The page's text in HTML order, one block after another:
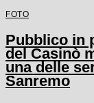
FOTO
Pubblico in
del Casinò
una delle
Sanremo